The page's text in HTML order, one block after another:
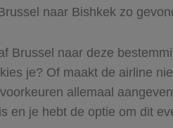
naar Bishkek zo
Brussel naar deze
je? Of maakt de airline
allemaal
en je hebt de optie om dit